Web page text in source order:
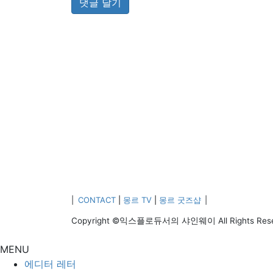
CONTACT| 몽르 TV| 몽르 굿즈샵
Copyright ©익스플로듀서의 샤인웨이 All Rights
MENU
에디터 레터